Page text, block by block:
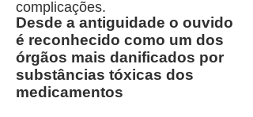
complicações.
Desde a antiguidade o ouvido
é reconhecido como um dos
órgãos mais danificados por
substâncias tóxicas dos
medicamentos